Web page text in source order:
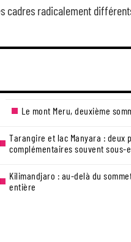
radicalement différents
Le mont Meru, deuxième
Tarangire et lac Manyara : deux
complémentaires souvent sous-
Kilimandjaro : au-delà du
entière